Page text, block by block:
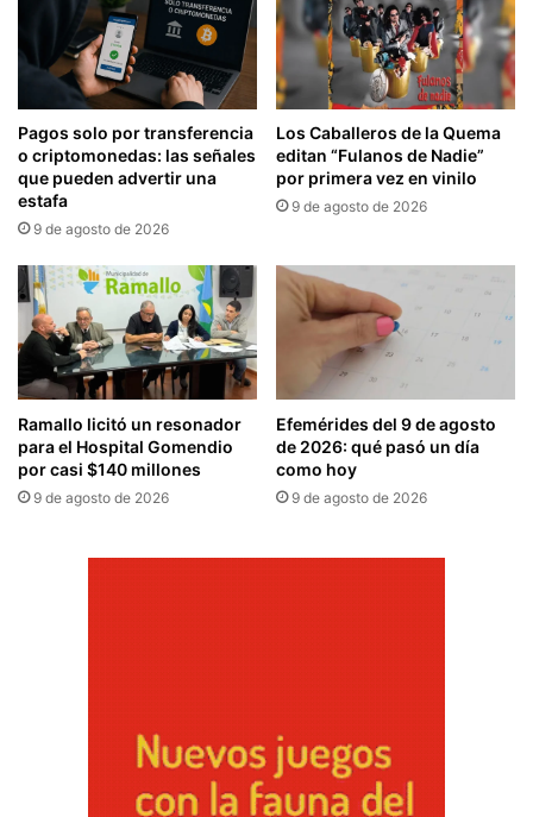
Pagos solo por transferencia
o criptomonedas: las señales
que pueden advertir una
estafa
9 de agosto de 2026
Los Caballeros de la Quema
editan “Fulanos de Nadie”
por primera vez en vinilo
9 de agosto de 2026
Ramallo licitó un resonador
para el Hospital Gomendio
por casi $140 millones
9 de agosto de 2026
Efemérides del 9 de agosto
de 2026: qué pasó un día
como hoy
9 de agosto de 2026